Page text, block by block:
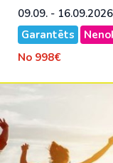
09.09. - 16.09.2026
Garantēts
No 998€